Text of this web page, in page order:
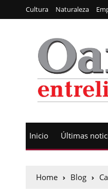
Cultura Naturaleza
Inicio Últimas
Home Blog